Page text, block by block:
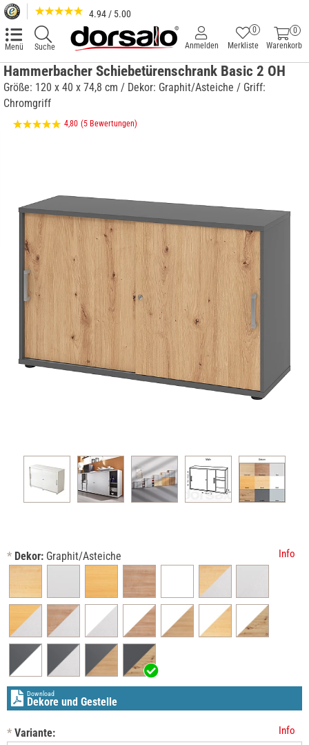
4.94 / 5.00
Menü Suche
0
Warenkorb
Merkliste
0
Anmelden
Hammerbacher Schiebetürenschrank Basic 2 OH
Größe: 120 x 40 x 74,8 cm / Dekor: Graphit/Asteiche / Griff:
Chromgriff
4,80 (5 Bewertungen)
* Dekor: Graphit/Asteiche Info
Download
Dekore und Gestelle
* Variante: Info